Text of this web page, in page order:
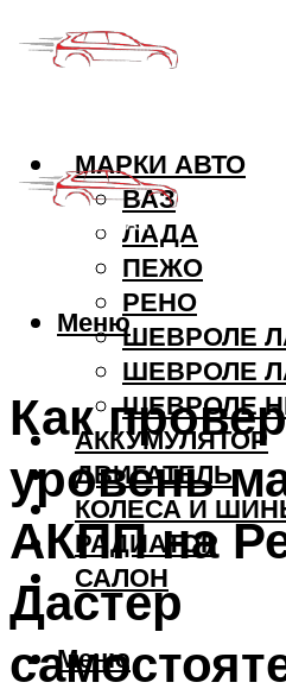
МАРКИ АВТО
ВАЗ
ЛАДА
ПЕЖО
РЕНО
ШЕВРОЛЕ
ШЕВРОЛЕ
ШЕВРОЛЕ
АККУМУЛЯТОР
ДВИГАТЕЛЬ
КОЛЕСА И
РАДИАТОР
САЛОН
Меню
Меню
Как
уровень
АКПП на
Дастер